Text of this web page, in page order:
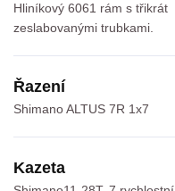
Hliníkový 6061 rám s třikrát
zeslabovanými trubkami.
Řazení
Shimano ALTUS 7R 1x7
Kazeta